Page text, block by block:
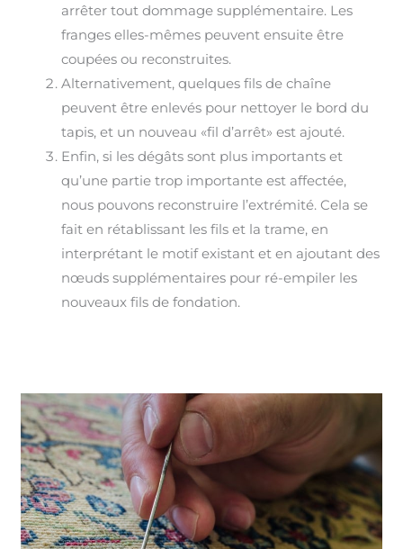
arrêter tout dommage supplémentaire. Les
franges elles-mêmes peuvent ensuite être
coupées ou reconstruites.
Alternativement, quelques fils de chaîne
peuvent être enlevés pour nettoyer le bord du
tapis, et un nouveau «fil d’arrêt» est ajouté.
Enfin, si les dégâts sont plus importants et
qu’une partie trop importante est affectée,
nous pouvons reconstruire l’extrémité. Cela se
fait en rétablissant les fils et la trame, en
interprétant le motif existant et en ajoutant des
nœuds supplémentaires pour ré-empiler les
nouveaux fils de fondation.